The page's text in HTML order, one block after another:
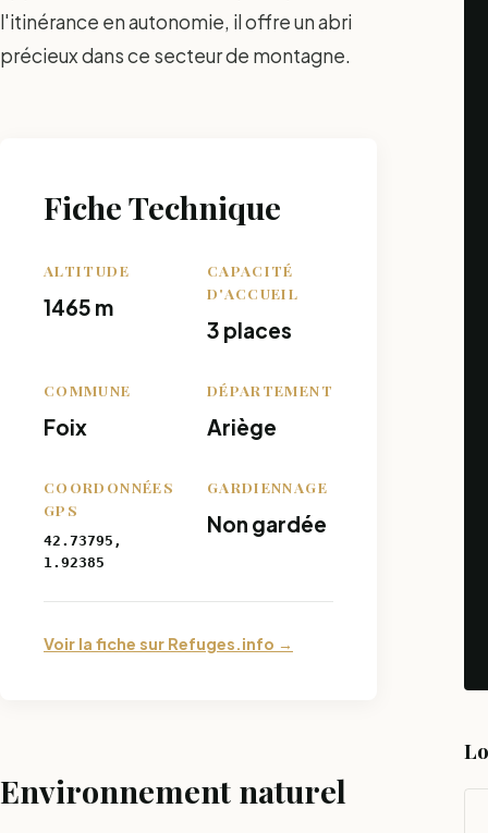
l'itinérance en autonomie, il offre un abri
précieux dans ce secteur de montagne.
Fiche Technique
ALTITUDE
1465 m
CAPACITÉ
D'ACCUEIL
3 places
COMMUNE
Foix
DÉPARTEMENT
Ariège
COORDONNÉES
GPS
42.73795,
1.92385
GARDIENNAGE
Non gardée
Voir la fiche sur Refuges.info →
Environnement naturel